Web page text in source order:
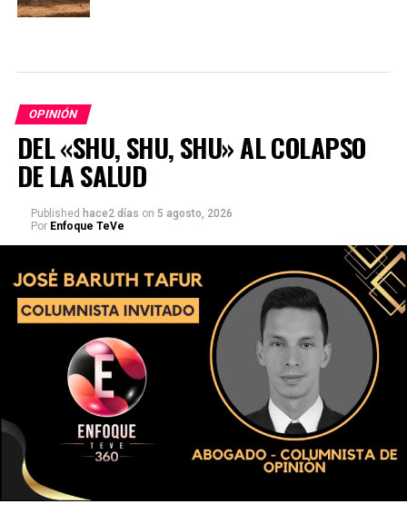
OPINIÓN
DEL «SHU, SHU, SHU» AL COLAPSO
DE LA SALUD
Published hace2 días on 5 agosto, 2026
Por Enfoque TeVe